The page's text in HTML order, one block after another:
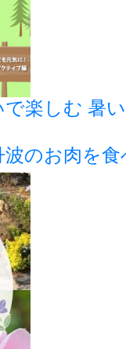
楽しむ 暑
のお肉を食